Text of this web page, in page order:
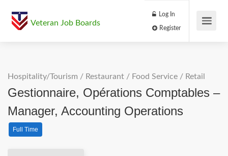
Veteran Job Boards
Log In
Hospitality/Tourism / Restaurant / Food Service / Retail
Gestionnaire, Opérations Comptables –
Manager, Accounting Operations
Full Time